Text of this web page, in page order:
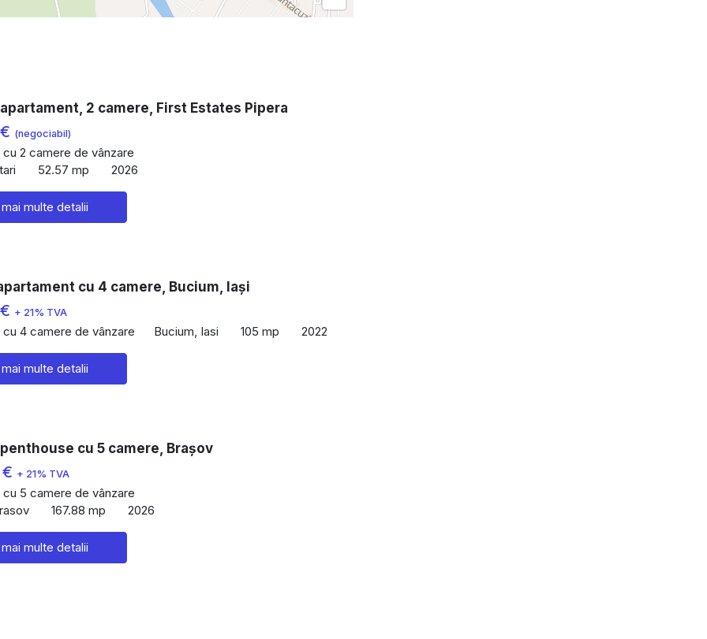
2 camere, First Estates Pipera
(negociabil)
2 camere de vânzare
52.57 mp 2026
multe detalii
cu 4 camere, Bucium, Iași
+ 21% TVA
4 camere de vânzare Bucium, Iasi 105 mp 2022
multe detalii
cu 5 camere, Brașov
+ 21% TVA
5 camere de vânzare
167.88 mp 2026
multe detalii